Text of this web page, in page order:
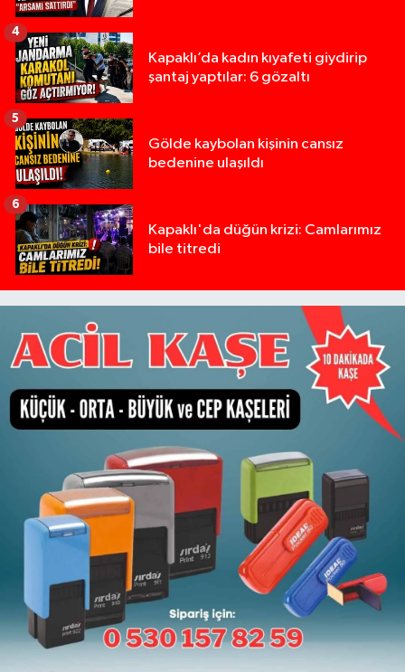
Kapaklı’da kadın kıyafeti giydirip
şantaj yaptılar: 6 gözaltı
4
Gölde kaybolan kişinin cansız
bedenine ulaşıldı
5
Kapaklı'da düğün krizi: Camlarımız
bile titredi
6